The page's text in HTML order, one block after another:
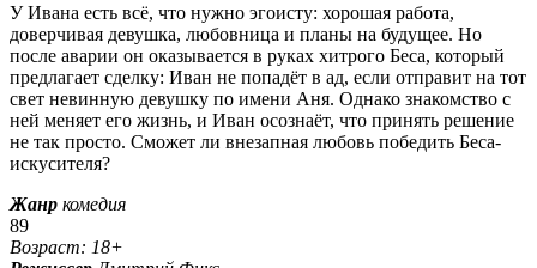
У Ивана есть всё, что нужно эгоисту: хорошая работа,
доверчивая девушка, любовница и планы на будущее. Но
после аварии он оказывается в руках хитрого Беса, который
предлагает сделку: Иван не попадёт в ад, если отправит на тот
свет невинную девушку по имени Аня. Однако знакомство с
ней меняет его жизнь, и Иван осознаёт, что принять решение
не так просто. Сможет ли внезапная любовь победить Беса-
искусителя?
Жанр комедия
89
Возраст: 18+